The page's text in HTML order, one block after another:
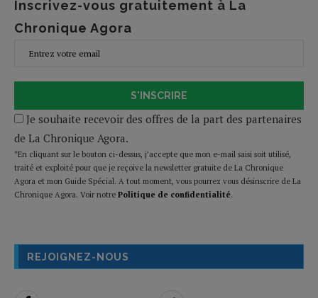
Inscrivez-vous gratuitement à La
Chronique Agora
S'INSCRIRE
Je souhaite recevoir des offres de la part des partenaires
de La Chronique Agora.
*En cliquant sur le bouton ci-dessus, j’accepte que mon e-mail saisi soit utilisé,
traité et exploité pour que je reçoive la newsletter gratuite de La Chronique
Agora et mon Guide Spécial. A tout moment, vous pourrez vous désinscrire de La
Chronique Agora. Voir notre Politique de confidentialité.
REJOIGNEZ-NOUS